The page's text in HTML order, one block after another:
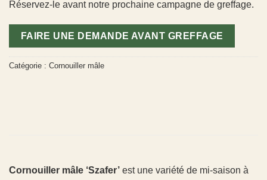
Réservez-le avant notre prochaine campagne de greffage.
FAIRE UNE DEMANDE AVANT GREFFAGE
Catégorie : Cornouiller mâle
Cornouiller mâle ‘Szafer’ est une variété de mi-saison à